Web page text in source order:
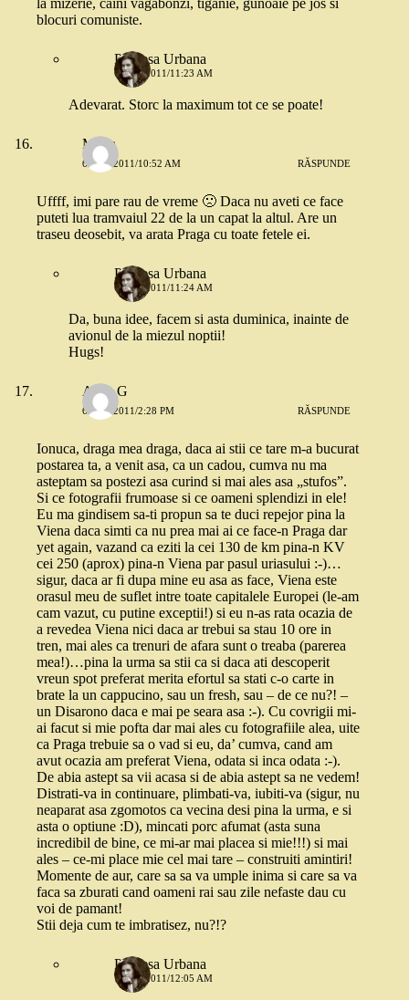
blocuri comuniste.
Printesa Urbana
6 MAI 2011/11:23 AM
Adevarat. Storc la maximum tot ce se poate!
Mona
6 MAI 2011/10:52 AM RĂSPUNDE
Uffff, imi pare rau de vreme 🙁 Daca nu aveti ce face
puteti lua tramvaiul 22 de la un capat la altul. Are un
traseu deosebit, va arata Praga cu toate fetele ei.
Printesa Urbana
6 MAI 2011/11:24 AM
Da, buna idee, facem si asta duminica, inainte de
avionul de la miezul noptii!
Hugs!
Anca G
6 MAI 2011/2:28 PM RĂSPUNDE
Ionuca, draga mea draga, daca ai stii ce tare m-a bucurat
postarea ta, a venit asa, ca un cadou, cumva nu ma
asteptam sa postezi asa curind si mai ales asa „stufos”.
Si ce fotografii frumoase si ce oameni splendizi in ele!
Eu ma gindisem sa-ti propun sa te duci repejor pina la
Viena daca simti ca nu prea mai ai ce face-n Praga dar
yet again, vazand ca eziti la cei 130 de km pina-n KV
cei 250 (aprox) pina-n Viena par pasul uriasului :-)…
sigur, daca ar fi dupa mine eu asa as face, Viena este
orasul meu de suflet intre toate capitalele Europei (le-am
cam vazut, cu putine exceptii!) si eu n-as rata ocazia de
a revedea Viena nici daca ar trebui sa stau 10 ore in
tren, mai ales ca trenuri de afara sunt o treaba (parerea
mea!)…pina la urma sa stii ca si daca ati descoperit
vreun spot preferat merita efortul sa stati c-o carte in
brate la un cappucino, sau un fresh, sau – de ce nu?! –
un Disarono daca e mai pe seara asa :-). Cu covrigii mi-
ai facut si mie pofta dar mai ales cu fotografiile alea, uite
ca Praga trebuie sa o vad si eu, da’ cumva, cand am
avut ocazia am preferat Viena, odata si inca odata :-).
De abia astept sa vii acasa si de abia astept sa ne vedem!
Distrati-va in continuare, plimbati-va, iubiti-va (sigur, nu
neaparat asa zgomotos ca vecina desi pina la urma, e si
asta o optiune :D), mincati porc afumat (asta suna
incredibil de bine, ce mi-ar mai placea si mie!!!) si mai
ales – ce-mi place mie cel mai tare – construiti amintiri!
Momente de aur, care sa sa va umple inima si care sa va
faca sa zburati cand oameni rai sau zile nefaste dau cu
voi de pamant!
Stii deja cum te imbratisez, nu?!?
Printesa Urbana
7 MAI 2011/12:05 AM